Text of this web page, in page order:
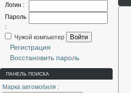
Логин :
Пароль
:
Чужой компьютер
Войти
Регистрация
Восстановить пароль
ПАНЕЛЬ ПОИСКА
Марка автомобиля :